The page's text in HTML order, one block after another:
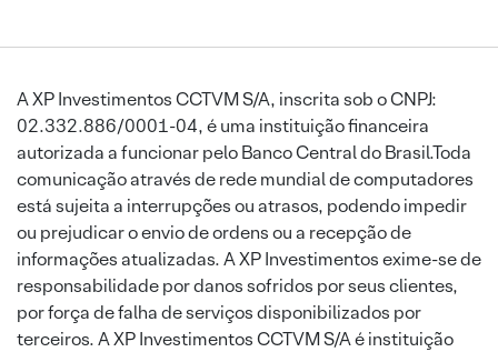
A XP Investimentos CCTVM S/A, inscrita sob o CNPJ:
02.332.886/0001-04, é uma instituição financeira
autorizada a funcionar pelo Banco Central do Brasil.Toda
comunicação através de rede mundial de computadores
está sujeita a interrupções ou atrasos, podendo impedir
ou prejudicar o envio de ordens ou a recepção de
informações atualizadas. A XP Investimentos exime-se de
responsabilidade por danos sofridos por seus clientes,
por força de falha de serviços disponibilizados por
terceiros. A XP Investimentos CCTVM S/A é instituição